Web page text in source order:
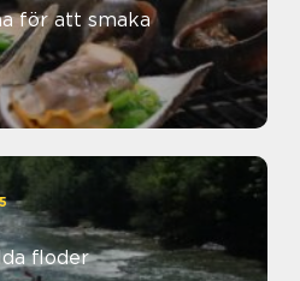
för att smaka
floder